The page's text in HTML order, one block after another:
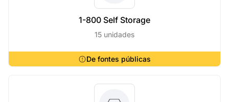
1-800 Self Storage
15 unidades
De fontes públicas